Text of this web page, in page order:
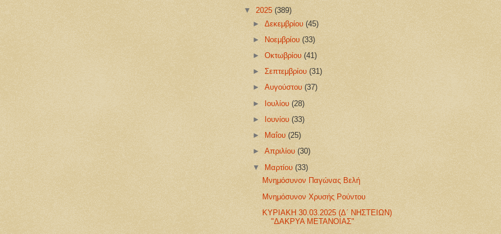
▼ 2025 (389)
► Δεκεμβρίου (45)
►
Νοεμβρίου (33)
► Οκτωβρίου (41)
► Σεπτεμβρίου (31)
► Αυγούστου (37)
► Ιουλίου (28)
►
Ιουνίου (33)
►
Μαΐου (25)
► Απριλίου (30)
▼ Μαρτίου (33)
Μνημόσυνον Παγώνας Βελή
Μνημόσυνον Χρυσής Ρούντου
ΚΥΡΙΑΚΗ 30.03.2025 (Δ΄ ΝΗΣΤΕΙΩΝ)
"ΔΑΚΡΥΑ ΜΕΤΑΝΟΙΑΣ"